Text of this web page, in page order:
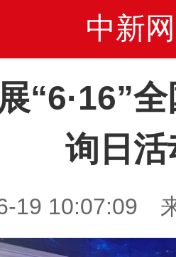
中新网
“6·16”
询日活
19 10:07:09